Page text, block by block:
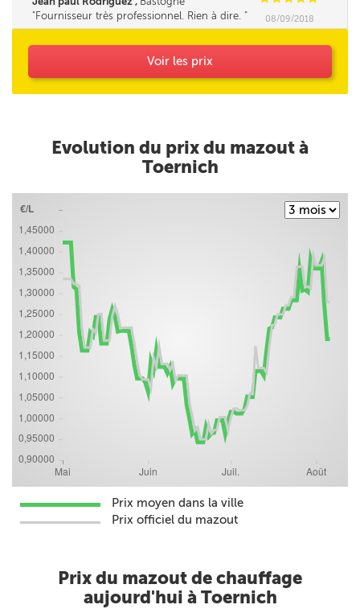
chauffage.............
Fournisseur très professionnel. Rien à dire.
08/09/2018
Voir les prix
Evolution du prix du mazout à
Toernich
Prix moyen dans la ville
Prix officiel du mazout
Prix du mazout de chauffage
aujourd'hui à Toernich